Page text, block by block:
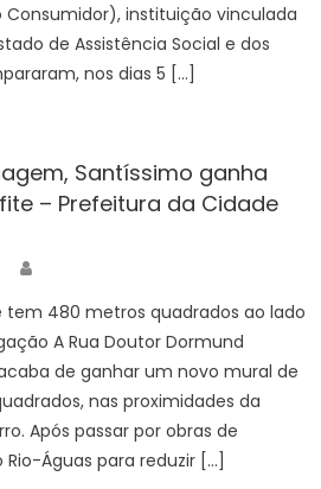
instituição vinculada
de Assistência Social e dos
nos dias 5 […]
Santíssimo ganha
– Prefeitura da Cidade
480 metros quadrados ao lado
A Rua Doutor Dormund
de ganhar um novo mural de
nas proximidades da
Após passar por obras de
Águas para reduzir […]